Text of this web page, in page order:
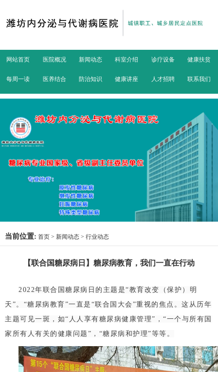
网站首页 医院概况 新闻动态 科室介绍 诊疗设备 健康扶贫
每周一读 医养结合 防治知识 健康讲座 人才招聘 联系我们
当前位置: 首页 > 新闻动态 > 行业动态
【联合国糖尿病日】糖尿病教育，我们一直在行动
2022年联合国糖尿病日的主题是“教育改变（保护）明
天”。“糖尿病教育”一直是“联合国大会”重视的焦点。这从历年
主题可见一斑，如“人人享有糖尿病健康管理”，“一个与所有国
家所有人有关的健康问题”，“糖尿病和护理”等等。